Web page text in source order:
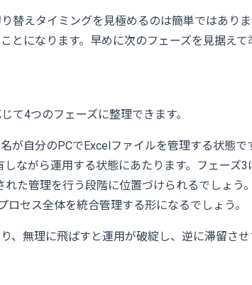
替えタイミングを見極めるのは簡単ではあり
とになります。早めに次のフェーズを見据え
て4つのフェーズに整理できます。
が自分のPCでExcelファイルを管理する状態で
ながら運用する状態にあたります。フェーズ3
た管理を行う段階に位置づけられるでしょう
セス全体を統合管理する形になるでしょう。
、無理に飛ばすと運用が破綻し、逆に滞留させ